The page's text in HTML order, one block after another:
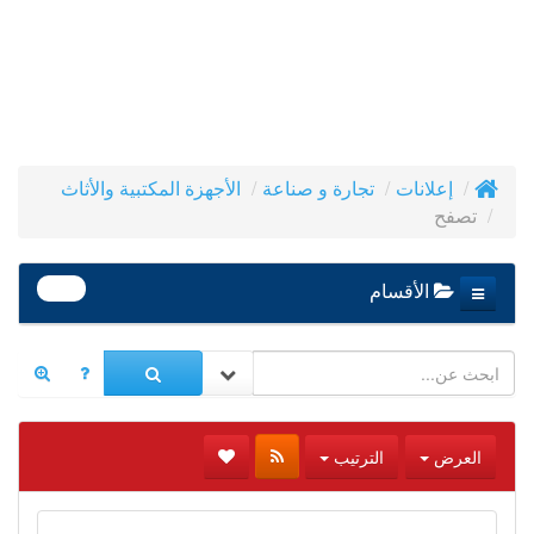
إعلانات تجارة و صناعة الأجهزة المكتبية والأثاث
تصفح
الأقسام
العرض الترتيب